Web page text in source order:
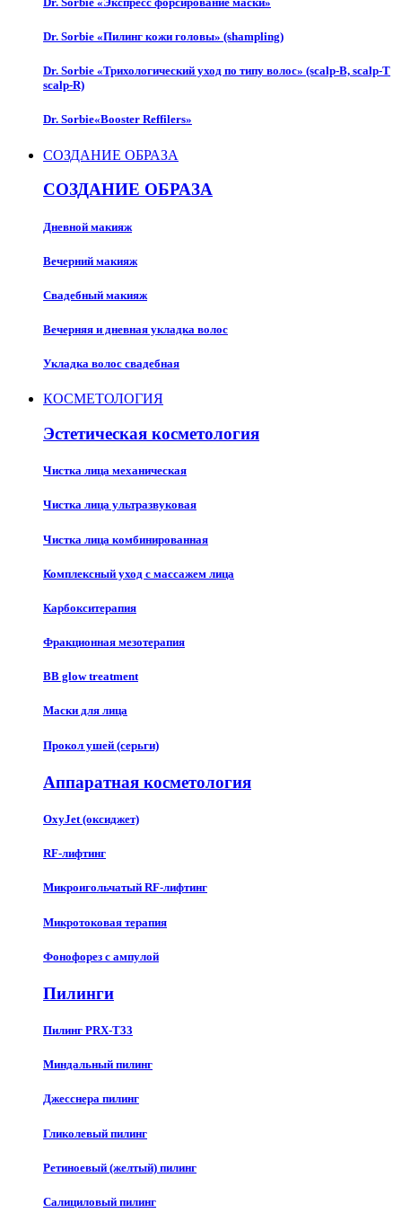
Dr. Sorbie «Пилинг кожи головы» (shampling)
Dr. Sorbie «Трихологический уход по типу волос» (scalp-B, scalp-T
scalp-R)
Dr. Sorbie«Booster Reffilers»
СОЗДАНИЕ ОБРАЗА
СОЗДАНИЕ ОБРАЗА
Дневной макияж
Вечерний макияж
Свадебный макияж
Вечерняя и дневная укладка волос
Укладка волос свадебная
КОСМЕТОЛОГИЯ
Эстетическая косметология
Чистка лица механическая
Чистка лица ультразвуковая
Чистка лица комбинированная
Комплексный уход с массажем лица
Карбокситерапия
Фракционная мезотерапия
BB glow treatment
Маски для лица
Прокол ушей (серьги)
Аппаратная косметология
OxyJet (оксиджет)
RF-лифтинг
Микроигольчатый RF-лифтинг
Микротоковая терапия
Фонофорез с ампулой
Пилинги
Пилинг PRX-T33
Миндальный пилинг
Джесснера пилинг
Гликолевый пилинг
Ретиноевый (желтый) пилинг
Салициловый пилинг